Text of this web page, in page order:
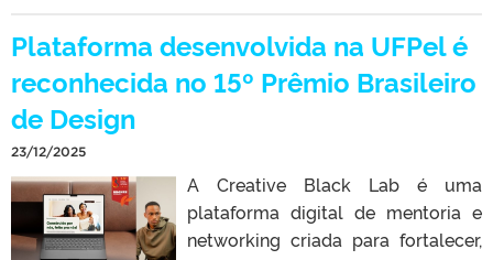
Plataforma desenvolvida na UFPel é
reconhecida no 15º Prêmio Brasileiro
de Design
23/12/2025
A Creative Black Lab é uma
plataforma digital de mentoria e
networking criada para fortalecer,